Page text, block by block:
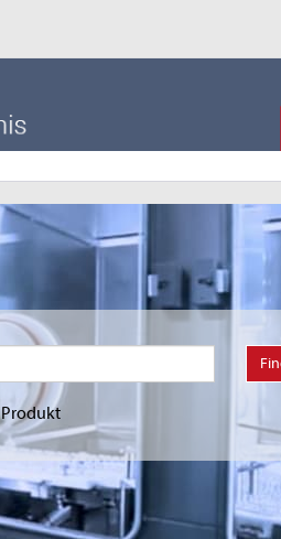
Produkt